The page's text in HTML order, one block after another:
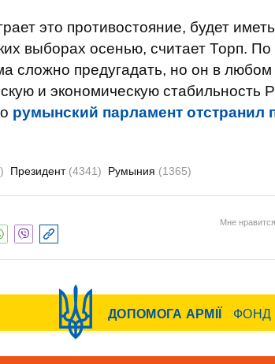
это противостояние, будет
выборах осенью, считает Торп.
сложно предугадать, но он в
и экономическую стабильность
румынский парламент отстранил
Президент (4341) Румыния (1365)
Мне нравится